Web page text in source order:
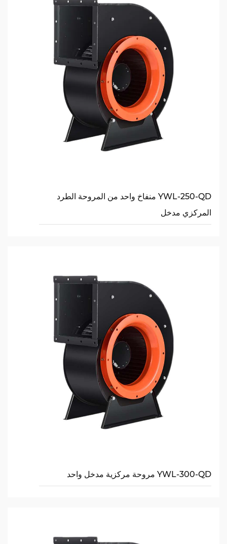
YWL-250-QD منفاخ واحد من المروحة الطرد
المركزي مدخل
YWL-300-QD مروحة مركزية مدخل واحد